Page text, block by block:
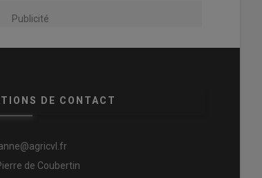
Publicité
DE CONTACT
de Coubertin